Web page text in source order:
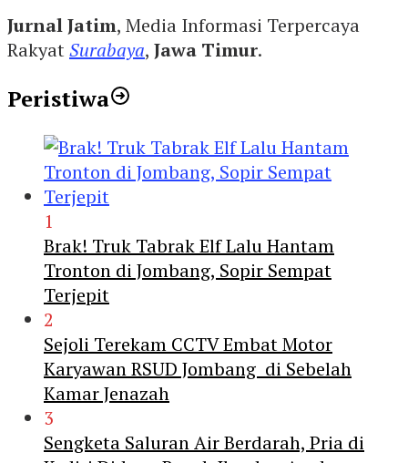
Jurnal Jatim, Media Informasi Terpercaya
RakyatSurabaya, Jawa Timur.
Peristiwa
1
Brak! Truk Tabrak Elf Lalu Hantam
Tronton di Jombang, Sopir Sempat
Terjepit
2
Sejoli Terekam CCTV Embat Motor
Karyawan RSUD Jombang di Sebelah
Kamar Jenazah
3
Sengketa Saluran Air Berdarah, Pria di